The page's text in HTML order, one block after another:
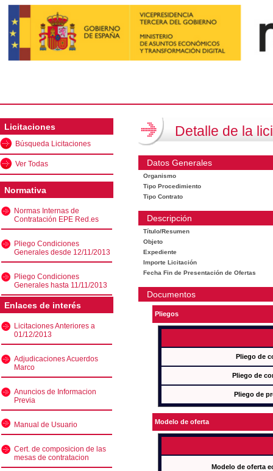
Licitaciones
Búsqueda Licitaciones
Ver Todas
Normativa
Normas Internas de
Contratación EPE Red.es
Pliego Condiciones
Generales desde 12/11/2013
Pliego Condiciones
Generales hasta 11/11/2013
Enlaces de interés
Licitaciones Anteriores a
01/12/2013
Adjudicaciones Acuerdos
Marco
Anuncios de Informacion
Previa
Manual de Usuario
Cert. de composicion de las
mesas de contratacion
Detalle de la
Datos Generales
Organismo
Tipo Procedimiento
Tipo Contrato
Descripción
Título/Resumen
Objeto
Expediente
Importe Licitación
Fecha Fin de Presentación de Ofertas
Documentos
Pliegos
Pliego de
Pliego de
Pliego de
Modelo de oferta
Modelo de oferta